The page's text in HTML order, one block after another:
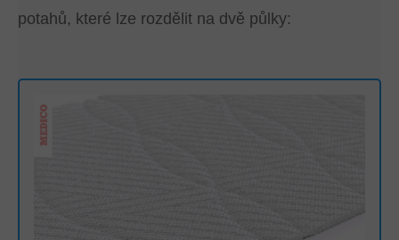
potahů, které lze rozdělit na dvě půlky: